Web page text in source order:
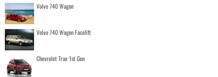
Volvo 740 Wagon
Volvo 740 Wagon Facelift
Chevrolet Trax 1st Gen